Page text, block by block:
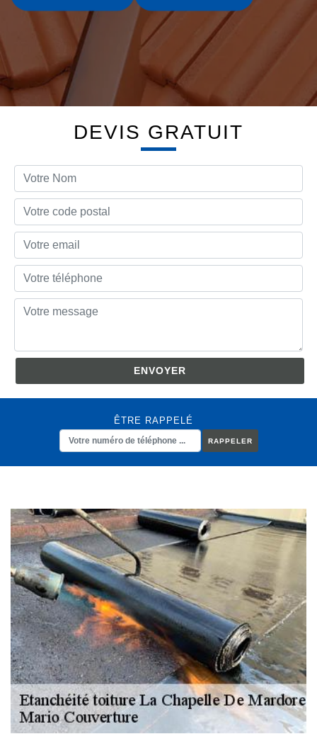
DEVIS GRATUIT
ÊTRE RAPPELÉ